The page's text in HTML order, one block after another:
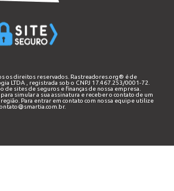
os direitos reservados. Rastreadores.org® é de
LTDA
, registrada sob o CNPJ 17.467.253/0001-72.
de sites de seguros e finanças de nossa empresa.
para simular a sua assinatura e receber o contato de um
Para entrar em contato com nossa equipe utilize
.